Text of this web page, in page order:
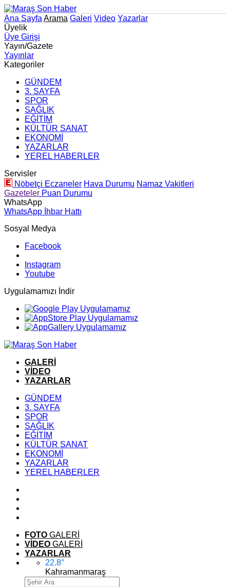
Ana Sayfa Arama Galeri Video Yazarlar
Üyelik
Üye Girişi
Yayın/Gazete
Yayınlar
Kategoriler
GÜNDEM
3. SAYFA
SPOR
SAĞLIK
EĞİTİM
KÜLTÜR SANAT
EKONOMİ
YAZARLAR
YEREL HABERLER
Servisler
Nöbetçi Eczaneler Hava Durumu Namaz Vakitleri
Gazeteler Puan Durumu
WhatsApp
WhatsApp İhbar Hattı
Sosyal Medya
Facebook
Instagram
Youtube
Uygulamamızı İndir
GALERİ
VİDEO
YAZARLAR
GÜNDEM
3. SAYFA
SPOR
SAĞLIK
EĞİTİM
KÜLTÜR SANAT
EKONOMİ
YAZARLAR
YEREL HABERLER
FOTO GALERİ
VİDEO GALERİ
YAZARLAR
22.8°
Kahramanmaraş